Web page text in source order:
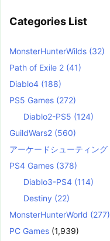
Categories List
MonsterHunterWilds (32)
Path of Exile 2 (41)
Diablo4 (188)
PS5 Games (272)
Diablo2-PS5 (124)
GuildWars2 (560)
アーケードシューティング
PS4 Games (378)
Diablo3-PS4 (114)
Destiny (22)
MonsterHunterWorld (277)
PC Games (1,939)